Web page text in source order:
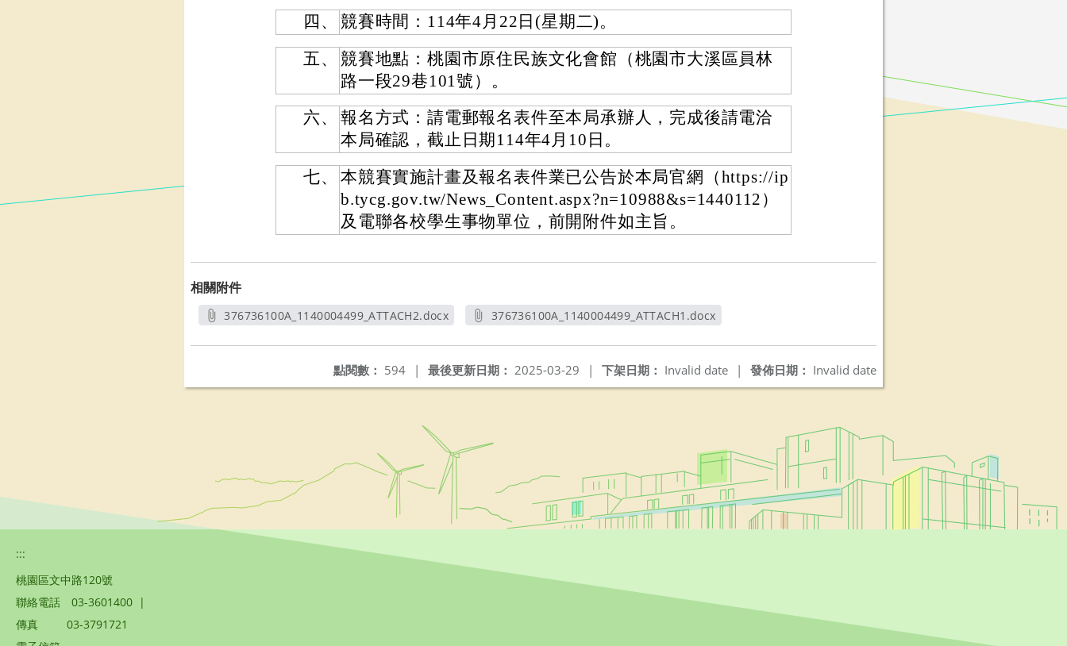
四、
競賽時間：114年4月22日(星期二)。
五、
競賽地點：桃園市原住民族文化會館（桃園市大溪區員林
路一段29巷101號）。
六、
報名方式：請電郵報名表件至本局承辦人，完成後請電洽
本局確認，截止日期114年4月10日。
七、
本競賽實施計畫及報名表件業已公告於本局官網（https://ip
b.tycg.gov.tw/News_Content.aspx?n=10988&s=1440112）
及電聯各校學生事物單位，前開附件如主旨。
相關附件
376736100A_1140004499_ATTACH2.docx
376736100A_1140004499_ATTACH1.docx
發佈日期： Invalid date
下架日期： Invalid date |
最後更新日期： 2025-03-29 |
點閱數： 594 |
:::
桃園區文中路120號
聯絡電話
03-3601400 |
傳真
03-3791721